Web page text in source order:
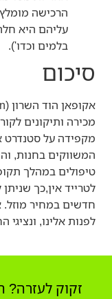
הרכישה
עליהם היא
בלמים וכדו').
סיכום
מכירה ותיקונים
מקפידה על סטנדרט
טיפולים במהלך
לטרייד אין,כך
חדשים במחיר
לפנות אלינו,
זקוק